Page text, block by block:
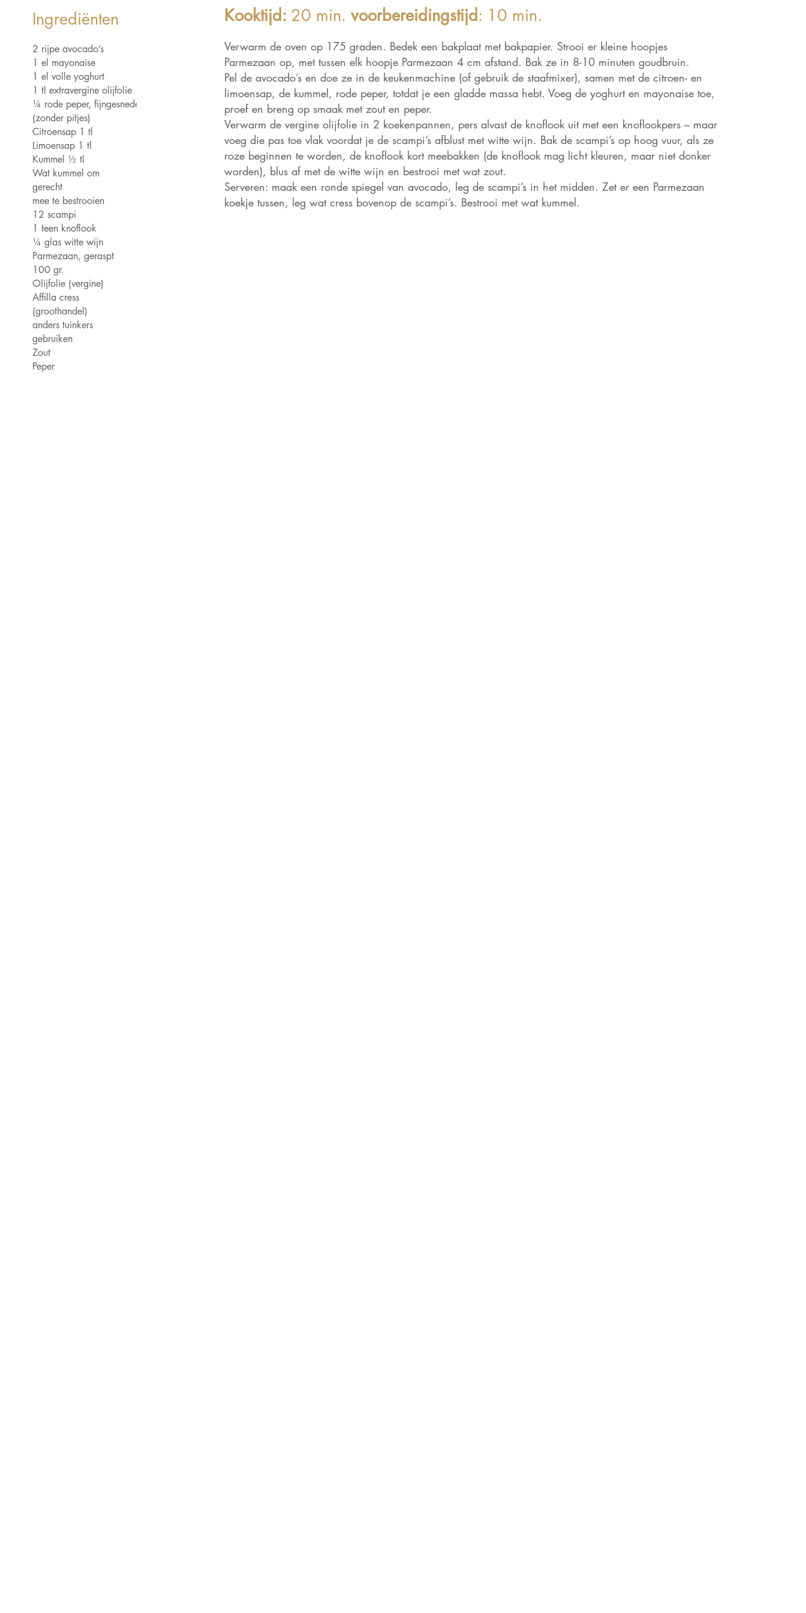
is a clean and
favored by
It's easy on the
a great go to font
paragraphs &
and
on the
to font
& more.
Ingrediënten
2 rijpe avocado’s
1 el mayonaise
1 el volle yoghurt
1 tl extravergine olijfolie
¼ rode peper, fijngesneden
(zonder pitjes)
Citroensap 1 tl
Limoensap 1 tl
Kummel ½ tl
Wat kummel om
gerecht
mee te bestrooien
12 scampi
1 teen knoflook
¼ glas witte wijn
Parmezaan, geraspt
100 gr.
Olijfolie (vergine)
Affilla cress
(groothandel)
anders tuinkers
gebruiken
Zout
Peper
Kooktijd: 20 min. voorbereidingstijd: 10 min.
Verwarm de oven op 175 graden. Bedek een bakplaat met bakpapier. Strooi er kleine hoopjes
Parmezaan op, met tussen elk hoopje Parmezaan 4 cm afstand. Bak ze in 8-10 minuten goudbruin.
Pel de avocado’s en doe ze in de keukenmachine (of gebruik de staafmixer), samen met de citroen- en
limoensap, de kummel, rode peper, totdat je een gladde massa hebt. Voeg de yoghurt en mayonaise toe,
proef en breng op smaak met zout en peper.
Verwarm de vergine olijfolie in 2 koekenpannen, pers alvast de knoflook uit met een knoflookpers – maar
voeg die pas toe vlak voordat je de scampi’s afblust met witte wijn. Bak de scampi’s op hoog vuur, als ze
roze beginnen te worden, de knoflook kort meebakken (de knoflook mag licht kleuren, maar niet donker
worden), blus af met de witte wijn en bestrooi met wat zout.
Serveren: maak een ronde spiegel van avocado, leg de scampi’s in het midden. Zet er een Parmezaan
koekje tussen, leg wat cress bovenop de scampi’s. Bestrooi met wat kummel.